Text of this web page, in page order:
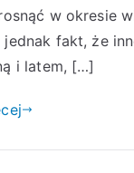
w okresie
jednak fakt, że
i latem, […]